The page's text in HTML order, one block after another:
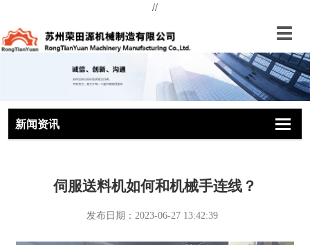
//
切
导
航
新闻资讯
切
换
切
换
切
换
伺服送料机如何和机械手连线？
发布日期：2023-06-27 13:42:39